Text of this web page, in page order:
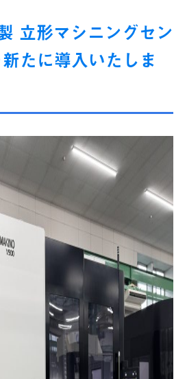
立形マシニングセン
たに導入いたしま